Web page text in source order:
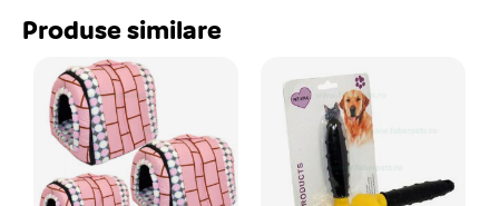
Produse similare